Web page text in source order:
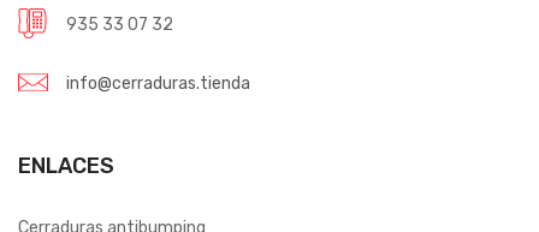
935 33 07 32
info@cerraduras.tienda
ENLACES
Cerraduras antibumping